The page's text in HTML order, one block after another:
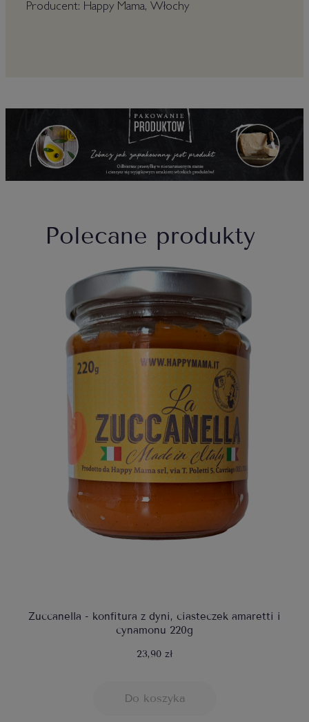
Producent: Happy Mama, Włochy
Polecane produkty
Zuccanella - konfitura z dyni, ciasteczek amaretti i
cynamonu 220g
23,90 zł
Do koszyka